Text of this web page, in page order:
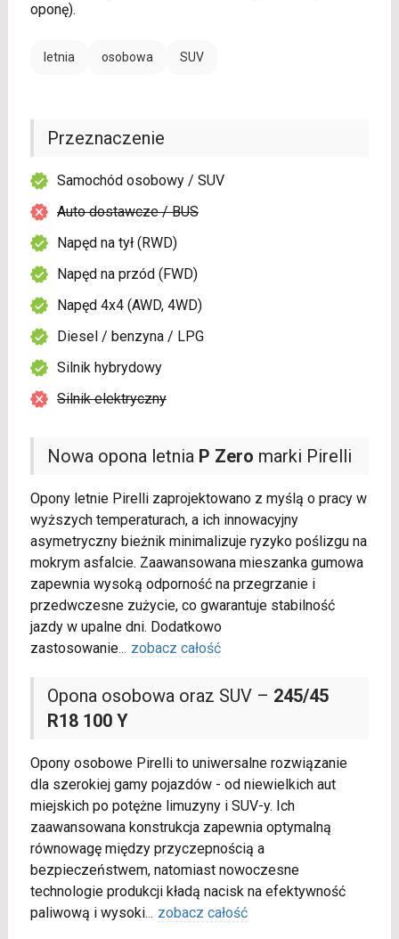
oponę).
letnia osobowa SUV
Nowa opona letnia P Zero marki Pirelli
Opony letnie Pirelli zaprojektowano z myślą o pracy w
wyższych temperaturach, a ich innowacyjny
asymetryczny bieżnik minimalizuje ryzyko poślizgu na
mokrym asfalcie. Zaawansowana mieszanka gumowa
zapewnia wysoką odporność na przegrzanie i
przedwczesne zużycie, co gwarantuje stabilność
jazdy w upalne dni. Dodatkowo
zastosowanie... zobacz całość
Opona osobowa oraz SUV – 245/45
R18 100 Y
Opony osobowe Pirelli to uniwersalne rozwiązanie
dla szerokiej gamy pojazdów - od niewielkich aut
miejskich po potężne limuzyny i SUV-y. Ich
zaawansowana konstrukcja zapewnia optymalną
równowagę między przyczepnością a
bezpieczeństwem, natomiast nowoczesne
technologie produkcji kładą nacisk na efektywność
paliwową i wysoki... zobacz całość
Przeznaczenie
Samochód osobowy / SUV
Auto dostawcze / BUS
Napęd na tył (RWD)
Napęd na przód (FWD)
Napęd 4x4 (AWD, 4WD)
Diesel / benzyna / LPG
Silnik hybrydowy
Silnik elektryczny